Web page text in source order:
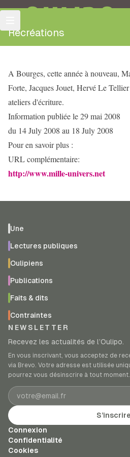
OULIPO
Récréations
A Bourges, cette année à nouveau,
Forte, Jacques Jouet, Hervé Le
ateliers d'écriture.
Information publiée le 29 mai 2008
du 14 July 2008 au 18 July 2008
Pour en savoir plus :
URL complémentaire:
http://www.mille-univers.net
Une
Lectures publiques
Oulipiens
Publications
Faits & dits
Contraintes
NEWSLETTER
Recevez les actualités de l’Oulipo.
En vous inscrivant, vous acceptez de
via Brevo. Votre adresse est utilisée
pourrez vous désinscrire à tout moment.
Adresse e-mail
S’inscrire
Connexion
Confidentialité
Cookies